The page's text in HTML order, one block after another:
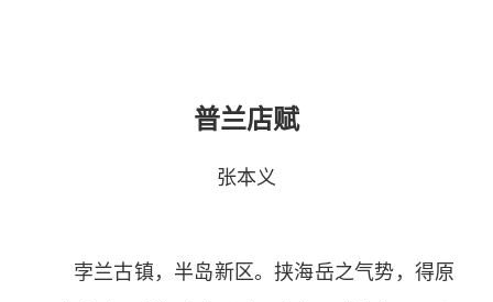
普兰店赋
张本义
孛兰古镇，半岛新区。挟海岳之气势，得原